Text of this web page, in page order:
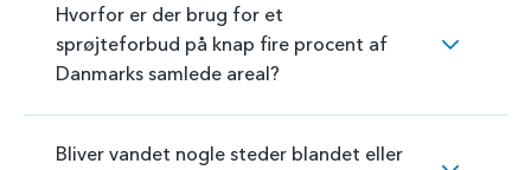
Hvorfor er der brug for et
sprøjteforbud på knap fire procent af
Danmarks samlede areal?
Bliver vandet nogle steder blandet eller